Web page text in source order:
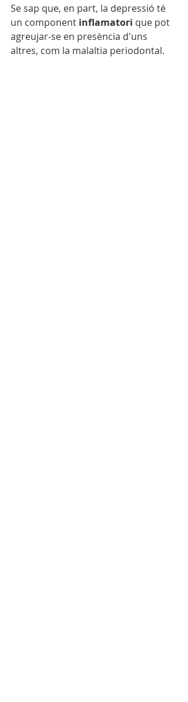
Se sap que, en part, la depressió té
un component inflamatori que pot
agreujar-se en presència d'uns
altres, com la malaltia periodontal.